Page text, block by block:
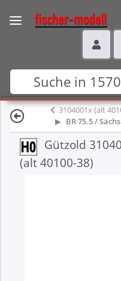
3104001x (alt
BR 75.5 /
Gützold
(alt 40100-38)